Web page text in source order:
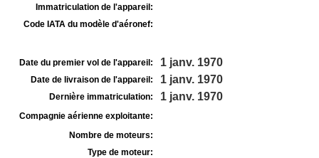
Immatriculation de l'appareil:
Code IATA du modèle d'aéronef:
Date du premier vol de l'appareil: 1 janv. 1970
Date de livraison de l'appareil: 1 janv. 1970
Dernière immatriculation: 1 janv. 1970
Compagnie aérienne exploitante:
Nombre de moteurs:
Type de moteur: